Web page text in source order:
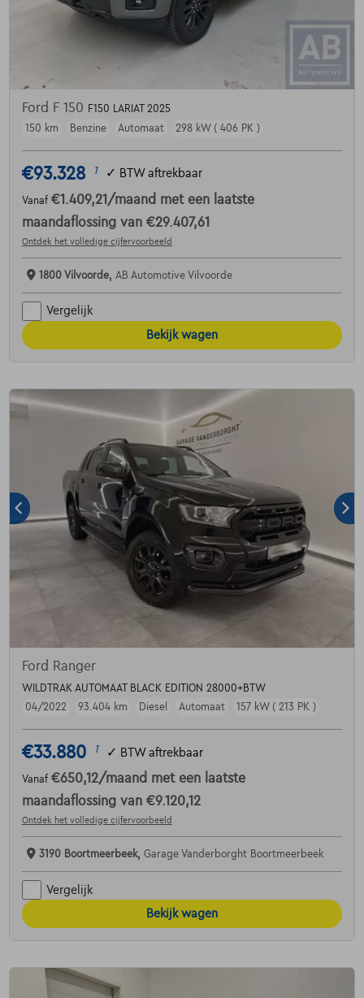
Ford F 150 F150 LARIAT 2025
150 km
Benzine Automaat 298 kW ( 406 PK )
€93.328 1 ✓ BTW aftrekbaar
Vanaf €1.409,21 /maand met een laatste
maandaflossing van €29.407,61
Ontdek het volledige cijfervoorbeeld
1800 Vilvoorde, AB Automotive Vilvoorde
Vergelijk
Bekijk wagen
Ford Ranger
WILDTRAK AUTOMAAT BLACK EDITION 28000+BTW
04/2022
93.404 km Diesel Automaat 157 kW ( 213 PK )
€33.880 1 ✓ BTW aftrekbaar
Vanaf €650,12/maand met een laatste
maandaflossing van €9.120,12
Ontdek het volledige cijfervoorbeeld
3190 Boortmeerbeek, Garage Vanderborght Boortmeerbeek
Vergelijk
Bekijk wagen